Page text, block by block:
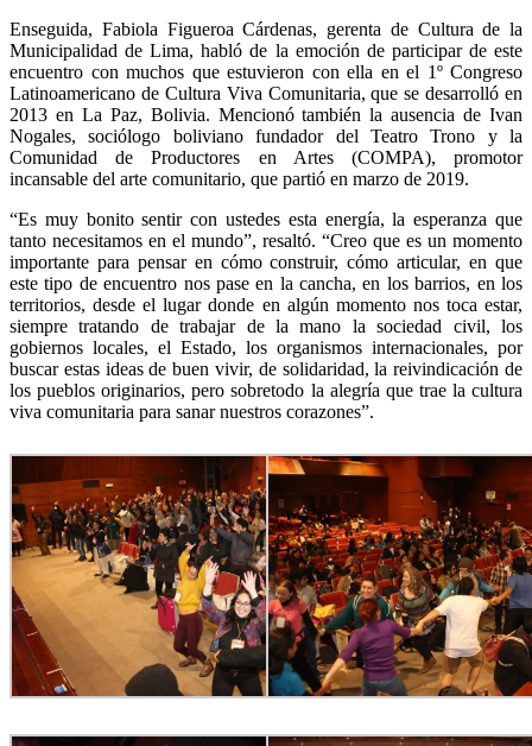
Enseguida, Fabiola Figueroa Cárdenas, gerenta de Cultura de la
Municipalidad de Lima, habló de la emoción de participar de este
encuentro con muchos que estuvieron con ella en el 1º Congreso
Latinoamericano de Cultura Viva Comunitaria, que se desarrolló en
2013 en La Paz, Bolivia. Mencionó también la ausencia de Ivan
Nogales, sociólogo boliviano fundador del Teatro Trono y la
Comunidad de Productores en Artes (COMPA), promotor
incansable del arte comunitario, que partió en marzo de 2019.
“Es muy bonito sentir con ustedes esta energía, la esperanza que
tanto necesitamos en el mundo”, resaltó. “Creo que es un momento
importante para pensar en cómo construir, cómo articular, en que
este tipo de encuentro nos pase en la cancha, en los barrios, en los
territorios, desde el lugar donde en algún momento nos toca estar,
siempre tratando de trabajar de la mano la sociedad civil, los
gobiernos locales, el Estado, los organismos internacionales, por
buscar estas ideas de buen vivir, de solidaridad, la reivindicación de
los pueblos originarios, pero sobretodo la alegría que trae la cultura
viva comunitaria para sanar nuestros corazones”.